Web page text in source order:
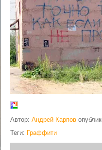
Автор: Андрей Карпов
Теги: Граффити